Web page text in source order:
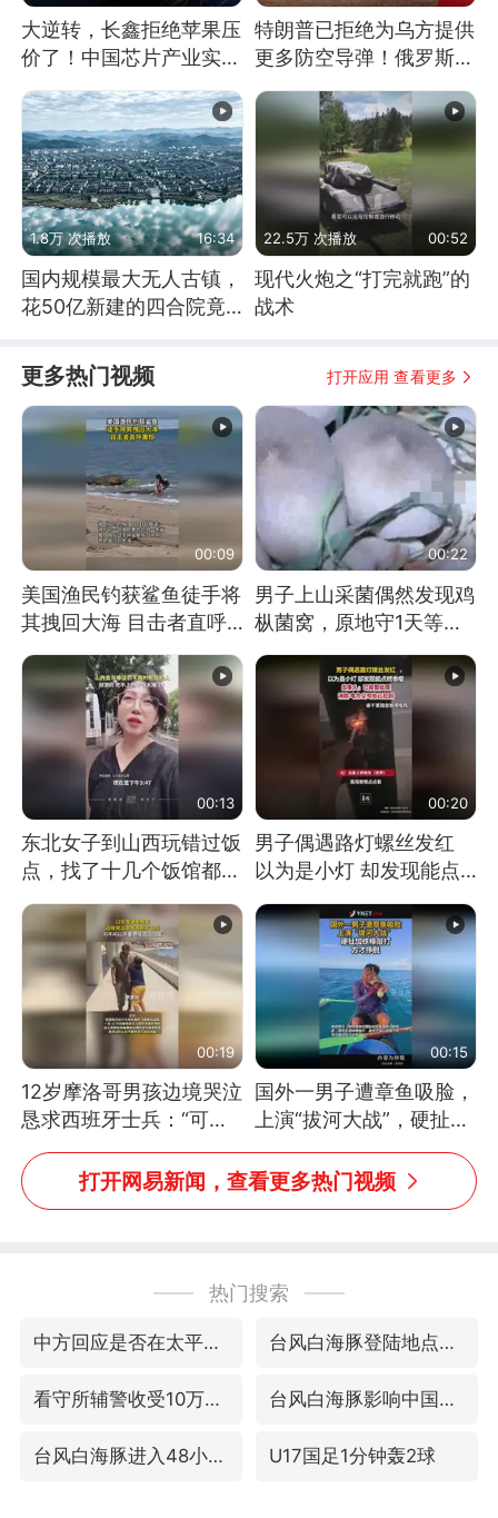
大逆转，长鑫拒绝苹果压
价了！中国芯片产业实现
特朗普已拒绝为乌方提供
更多防空导弹！俄罗斯抓
1.8万 次播放 16:34
国内规模最大无人古镇，
花50亿新建的四合院竟
22.5万 次播放 00:52
现代火炮之“打完就跑”的
战术
更多热门视频 打开应用 查看更多
00:09
美国渔民钓获鲨鱼徒手将
其拽回大海 目击者直呼
震惊 （视频来源：参考
消息）
00:22
男子上山采菌偶然发现鸡
枞菌窝，原地守1天等它
长大：挖了140多朵
00:13
东北女子到山西玩错过饭
点，找了十几个饭馆都没
开门：午休到几点
00:20
男子偶遇路灯螺丝发红
以为是小灯 却发现能点
燃香烟 当事人：已报警
处理
00:19
12岁摩洛哥男孩边境哭泣
恳求西班牙士兵：“可不
可以不要把我遣返回国”
00:15
国外一男子遭章鱼吸脸，
上演“拔河大战”，硬扯加
铁棒敲打方才挣脱
打开网易新闻，查看更多热门视频
热门搜索
中方回应是否在太平洋海底开采稀土 台风白海豚登陆地点更新
看守所辅警收受10万获刑1年 台风白海豚影响中国已成定局
台风白海豚进入48小时警戒线 U17国足1分钟轰2球